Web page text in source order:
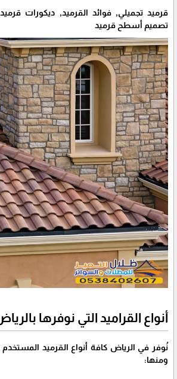
قرميد تجميلي, فوائد القرميد, ديكورات
تصميم أسطح قرميد
أنواع القراميد التي نوفرها
نُوفر في الرياض كافة أنواع القرميد
ومنها: